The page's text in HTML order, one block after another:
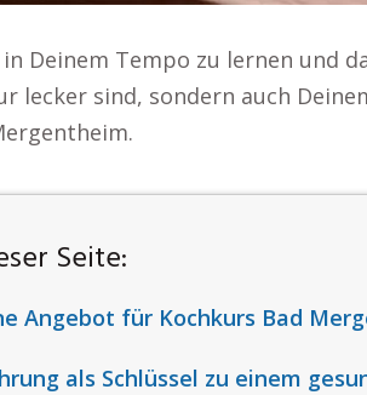
Deinem Tempo zu lernen und
lecker sind, sondern auch
Seite:
Angebot für Kochkurs Bad
als Schlüssel zu einem